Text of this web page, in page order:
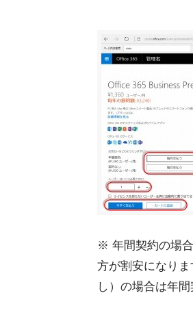
※ 年間契約の場
方が割安になり
し）の場合は年